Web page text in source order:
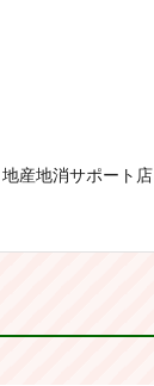
地産地消サポート店